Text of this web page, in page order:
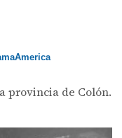
provincia de Colón.